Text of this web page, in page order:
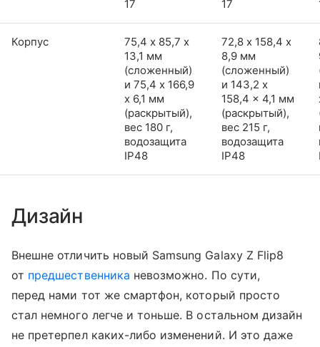
17
17
Корпус
75,4 х 85,7 х
13,1 мм
(сложенный)
и 75,4 x 166,9
x 6,1 мм
(раскрытый),
вес 180 г,
водозащита
IP48
72,8 х 158,4 х
8,9 мм
(сложенный)
и 143,2 x
158,4 x 4,1 мм
(раскрытый),
вес 215 г,
водозащита
IP48
Дизайн
Внешне отличить новый Samsung Galaxy Z Flip8
от предшественника невозможно. По сути,
перед нами тот же смартфон, который просто
стал немного легче и тоньше. В остальном дизайн
не претерпел каких-либо изменений. И это даже